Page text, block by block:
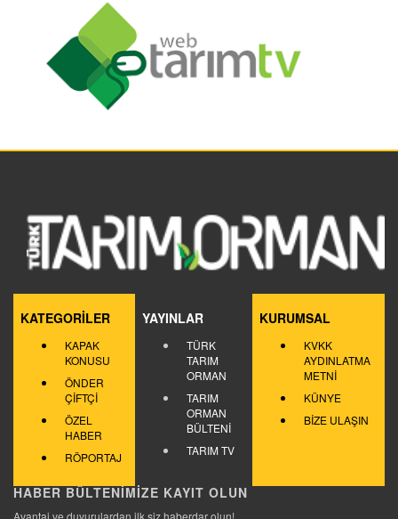
KATEGORİLER
KAPAK
KONUSU
ÖNDER
ÇİFTÇİ
ÖZEL
HABER
RÖPORTAJ
YAYINLAR
TÜRK
TARIM
ORMAN
TARIM
ORMAN
BÜLTENİ
TARIM TV
KURUMSAL
KVKK
AYDINLATMA
METNİ
KÜNYE
BİZE ULAŞIN
HABER BÜLTENİMİZE KAYIT OLUN
Avantaj ve duyurulardan ilk siz haberdar olun!